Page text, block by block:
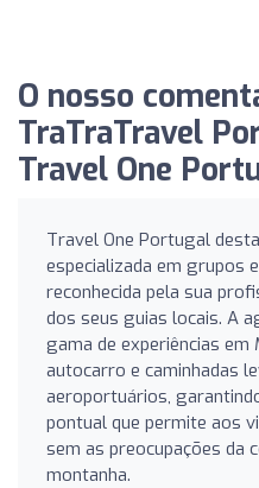
O nosso
TraTraTravel
Travel One
Travel One Portugal
especializada em grupos
reconhecida pela sua
dos seus guias locais. A
gama de experiências em
autocarro e caminhadas
aeroportuários,
pontual que permite aos
sem as preocupações da
montanha.